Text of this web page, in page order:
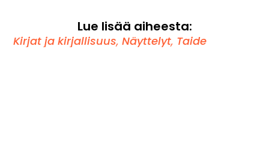
Lue lisää aiheesta:
Kirjat ja kirjallisuus,Näyttelyt, Taide